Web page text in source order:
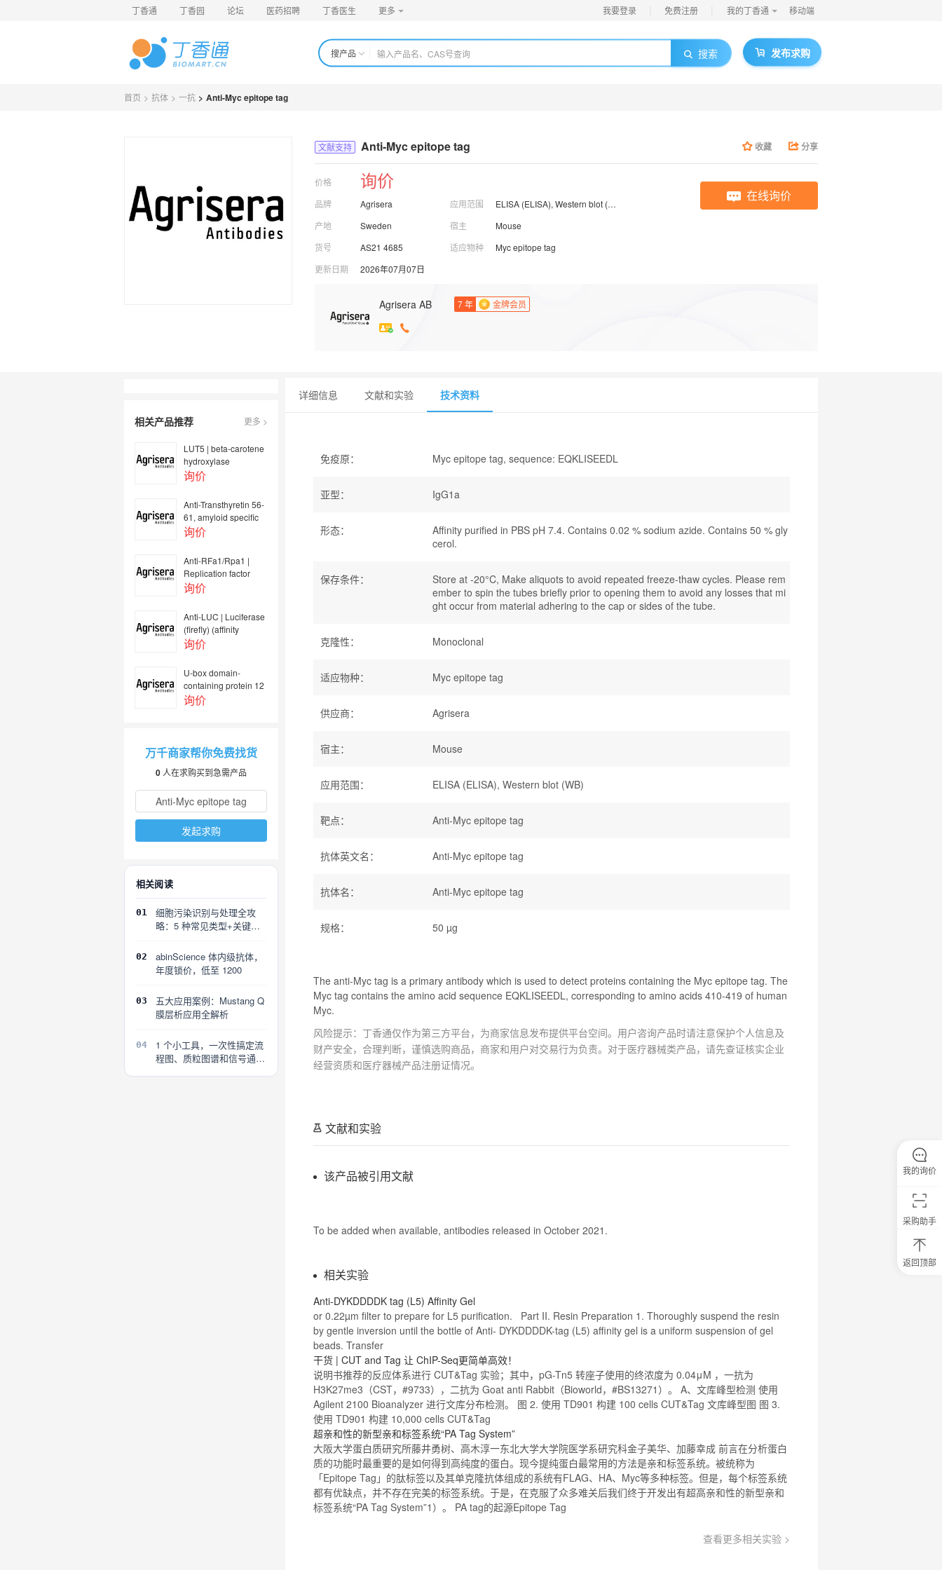
丁香通 丁香园 论坛 医药招聘 丁香医生 更多 我要登录 免费注册 我的丁香通 移动端
搜产品 搜索 发布求购
首页 > 抗体 > 一抗 > Anti-Myc epitope tag
文献支持 Anti-Myc epitope tag 收藏 分享
价格 询价
品牌
Agrisera
产地
Sweden
货号
AS21 4685
更新日期
2026年07月07日
应用范围
ELISA (ELISA), Western blot (WB)
宿主
Mouse
适应物种
Myc epitope tag
在线询价
Agrisera AB 7年 金牌会员
相关产品推荐 更多 >
LUT5 | beta-carotene
hydroxylase
询价
Anti-Transthyretin 56-
61, amyloid specific
(mouse monoclonal)
询价
Anti-RFa1/Rpa1 |
Replication factor
protein 1
询价
Anti-LUC | Luciferase
(firefly) (affinity
purified antibodies) -
询价
U-box domain-
containing protein 12
询价
万千商家帮你免费找货
0 人在求购买到急需产品
发起求购
相关阅读
01
细胞污染识别与处理全攻
略：5 种常见类型+关键误
02
abinScience 体内级抗体，
年度锁价，低至 1200
03
五大应用案例：Mustang Q
膜层析应用全解析
04
1 个小工具，一次性搞定流
程图、质粒图谱和信号通路
详细信息 文献和实验 技术资料
免疫原： Myc epitope tag, sequence: EQKLISEEDL
亚型： IgG1a
形态：
Affinity purified in PBS pH 7.4. Contains 0.02 % sodium azide. Contains 50 % gly
cerol.
保存条件：
Store at -20°C, Make aliquots to avoid repeated freeze-thaw cycles. Please rem
ember to spin the tubes briefly prior to opening them to avoid any losses that mi
ght occur from material adhering to the cap or sides of the tube.
克隆性： Monoclonal
适应物种： Myc epitope tag
供应商： Agrisera
宿主： Mouse
应用范围： ELISA (ELISA), Western blot (WB)
靶点： Anti-Myc epitope tag
抗体英文名 ： Anti-Myc epitope tag
抗体名 ： Anti-Myc epitope tag
规格： 50 µg
The anti-Myc tag is a primary antibody which is used to detect proteins containing the Myc epitope tag. The
Myc tag contains the amino acid sequence EQKLISEEDL, corresponding to amino acids 410-419 of human
Myc.
风险提示：丁香通仅作为第三方平台，为商家信息发布提供平台空间。用户咨询产品时请注意保护个人信息及
财产安全，合理判断，谨慎选购商品，商家和用户对交易行为负责。对于医疗器械类产品，请先查证核实企业
经营资质和医疗器械产品注册证情况。
文献和实验
该产品被引用文献
To be added when available, antibodies released in October 2021.
相关实验
Anti-DYKDDDDK tag (L5) Affinity Gel
or 0.22µm filter to prepare for L5 purification. Part II. Resin Preparation 1. Thoroughly suspend the resin
by gentle inversion until the bottle of Anti- DYKDDDDK-tag (L5) affinity gel is a uniform suspension of gel
beads. Transfer
干货 | CUT and Tag 让 ChIP-Seq更简单高效！
说明书推荐的反应体系进行 CUT&Tag 实验；其中，pG-Tn5 转座子使用的终浓度为 0.04μM ，一抗为
H3K27me3（CST，#9733），二抗为 Goat anti Rabbit（Bioworld，#BS13271）。 A、文库峰型检测 使用
Agilent 2100 Bioanalyzer 进行文库分布检测。 图 2. 使用 TD901 构建 100 cells CUT&Tag 文库峰型图 图 3.
使用 TD901 构建 10,000 cells CUT&Tag
超亲和性的新型亲和标签系统“PA Tag System”
大阪大学蛋白质研究所藤井勇树、高木淳一东北大学大学院医学系研究科金子美华、加藤幸成 前言在分析蛋白
质的功能时最重要的是如何得到高纯度的蛋白。现今提纯蛋白最常用的方法是亲和标签系统。被统称为
「Epitope Tag 」的肽标签以及其单克隆抗体组成的系统有FLAG、HA、 Myc等多种标签。但是，每个标签系统
都有优缺点，并不存在完美的标签系统。于是，在克服了众多难关后我们终于开发出有超高亲和性的新型亲和
标签系统“PA Tag System”1）。 PA tag的起源Epitope Tag
查看更多相关实验 >
采购助手
返回顶部
我的询价